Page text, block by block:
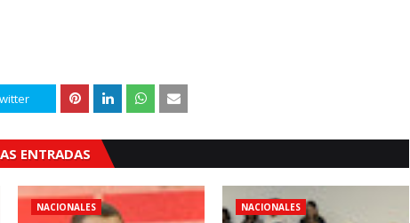
ENTRADAS
NACIONALES NACIONALES